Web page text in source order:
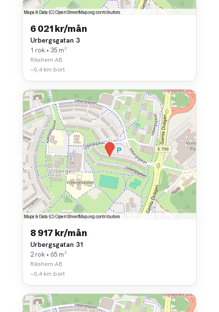
6 021 kr/mån
Urbergsgatan 3
1 rok • 35 m²
Rikshem AB
~0,4 km bort
8 917 kr/mån
Urbergsgatan 31
2 rok • 65 m²
Rikshem AB
~0,4 km bort